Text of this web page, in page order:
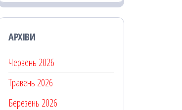
АРХІВИ
Червень 2026
Травень 2026
Березень 2026